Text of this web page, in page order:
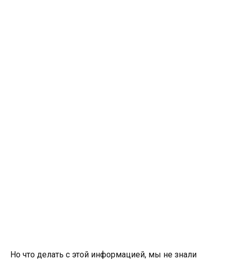
Но что делать с этой информацией, мы не знали